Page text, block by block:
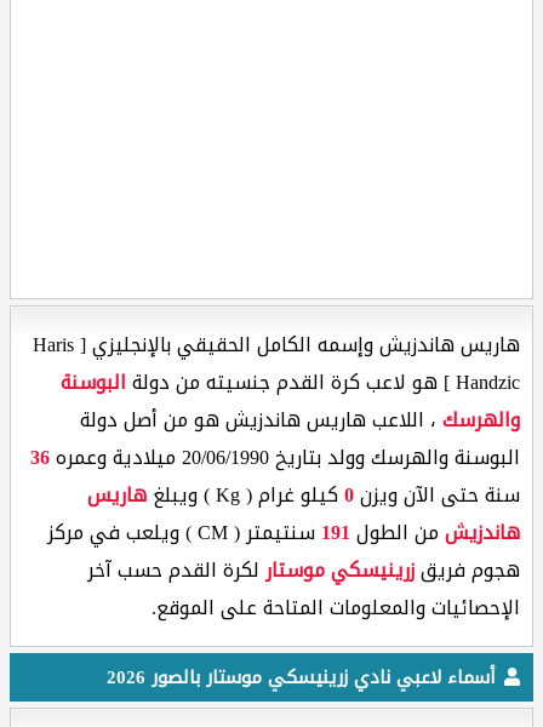
هاريس هاندزيش وإسمه الكامل الحقيقي بالإنجليزي [ Haris
Handzic ] هو لاعب كرة القدم جنسيته من دولة
البوسنة
والهرسك، اللاعب هاريس هاندزيش هو من أصل دولة
البوسنة والهرسك وولد بتاريخ 20/06/1990 ميلادية وعمره
36
سنة حتى الآن ويزن0كيلو غرام ( Kg ) ويبلغ
هاريس
هاندزيشمن الطول191
سنتيمتر ( CM ) ويلعب في مركز
هجوم فريقزرينيسكي موستارلكرة القدم حسب آخر
الإحصائيات والمعلومات المتاحة على الموقع.
أسماء لاعبي نادي زرينيسكي موستار بالصور 2026